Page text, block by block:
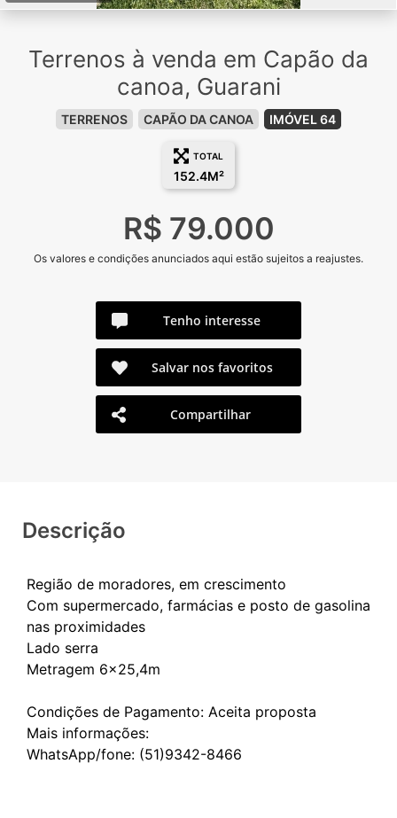
Terrenos à venda em Capão da
canoa, Guarani
TERRENOS CAPÃO DA CANOA IMÓVEL 64
TOTAL
152.4M²
R$ 79.000
Os valores e condições anunciados aqui estão sujeitos a reajustes.
Tenho interesse
Salvar nos favoritos
Compartilhar
Descrição
Região de moradores, em crescimento
Com supermercado, farmácias e posto de gasolina
nas proximidades
Lado serra
Metragem 6x25,4m
Condições de Pagamento: Aceita proposta
Mais informações: